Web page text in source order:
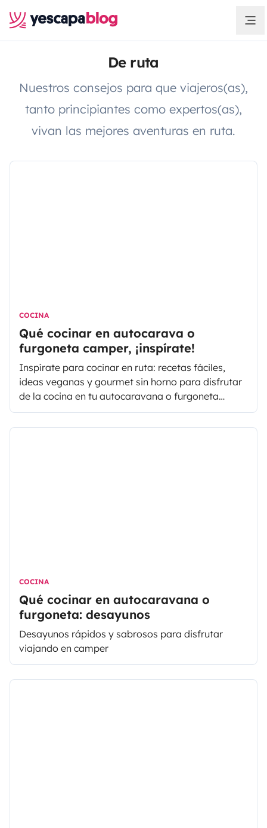
De ruta
Nuestros consejos para que viajeros(as),
tanto principiantes como expertos(as),
vivan las mejores aventuras en ruta.
COCINA
Qué cocinar en autocarava o
furgoneta camper, ¡inspírate!
Inspírate para cocinar en ruta: recetas fáciles,
ideas veganas y gourmet sin horno para disfrutar
de la cocina en tu autocaravana o furgoneta
camper.
COCINA
Qué cocinar en autocaravana o
furgoneta: desayunos
Desayunos rápidos y sabrosos para disfrutar
viajando en camper